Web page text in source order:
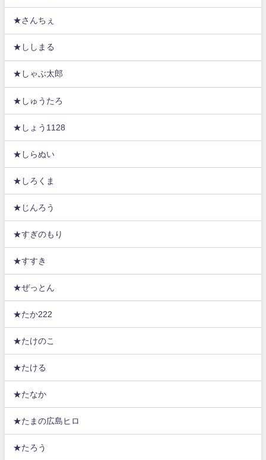
★さんちぇ
★ししまる
★しゃぶ太郎
★しゅうたろ
★しょう1128
★しらぬい
★しろくま
★じんろう
★すぎのもり
★すすき
★ぜっとん
★たか222
★たけのこ
★たける
★たなか
★たまの広島ヒロ
★たろう